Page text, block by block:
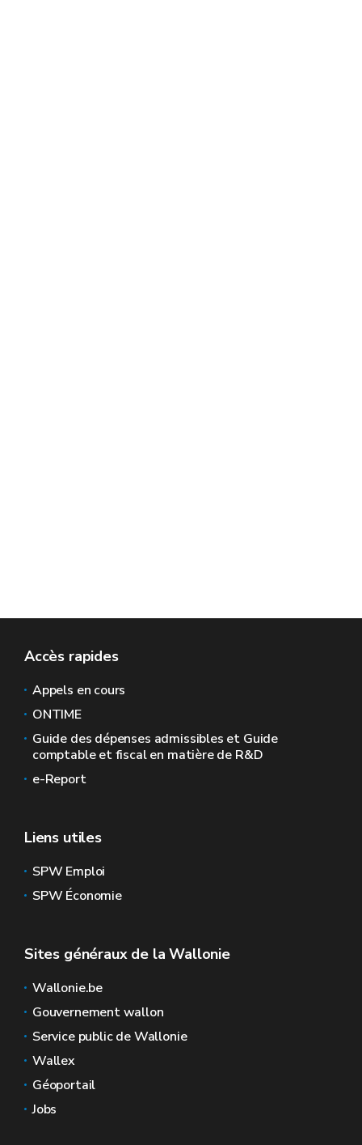
Accès rapides
Appels en cours
ONTIME
Guide des dépenses admissibles et Guide
comptable et fiscal en matière de R&D
e-Report
Liens utiles
SPW Emploi
SPW Économie
Sites généraux de la Wallonie
Wallonie.be
Gouvernement wallon
Service public de Wallonie
Wallex
Géoportail
Jobs